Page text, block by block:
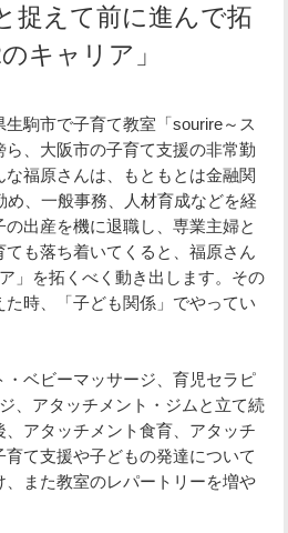
捉えて前に進んで拓
キャリア」
駒市で子育て教室「sourire～ス
、大阪市の子育て支援の非常勤
福原さんは、もともとは金融関
め、一般事務、人材育成などを経
出産を機に退職し、専業主婦と
も落ち着いてくると、福原さん
」を拓くべく動き出します。その
時、「子ども関係」でやってい
ベビーマッサージ、育児セラピ
、アタッチメント・ジムと立て続
アタッチメント食育、アタッチ
育て支援や子どもの発達について
また教室のレパートリーを増や